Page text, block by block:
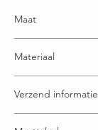
Maat
Materiaal
Verzend informatie